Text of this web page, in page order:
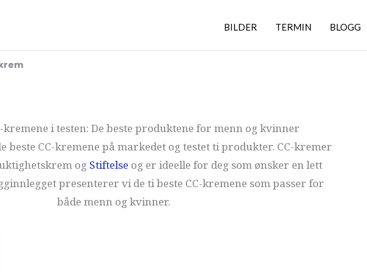
BILDER TERMIN BLOGG
kremene i testen: De beste produktene for menn og kvinner
beste CC-kremene på markedet og testet ti produkter. CC-kremer
og Stiftelse og er ideelle for deg som ønsker en lett
presenterer vi de ti beste CC-kremene som passer for
både menn og kvinner.